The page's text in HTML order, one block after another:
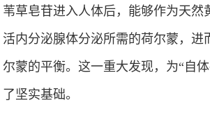
苇草皂苷进入人体后，能够作为天然
活内分泌腺体分泌所需的荷尔蒙，进
尔蒙的平衡。这一重大发现，为“自
了坚实基础。